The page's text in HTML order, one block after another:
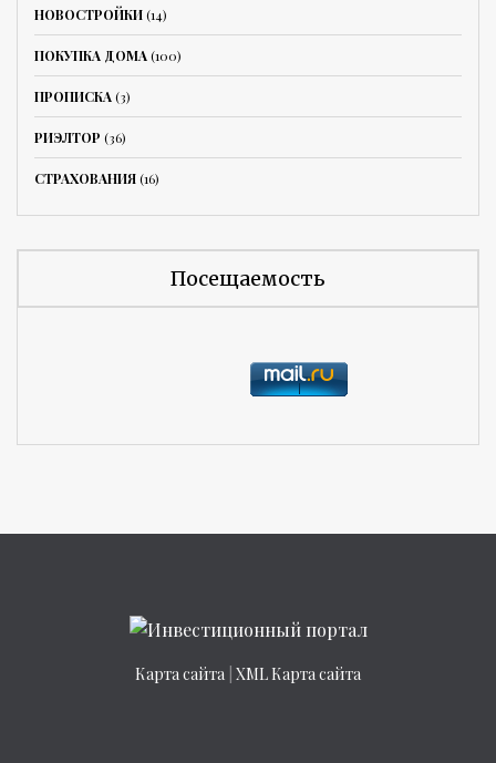
НОВОСТРОЙКИ(14)
ПОКУПКА ДОМА(100)
ПРОПИСКА(3)
РИЭЛТОР (36)
СТРАХОВАНИЯ(16)
Посещаемость
Карта сайта XML Карта сайта